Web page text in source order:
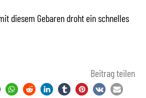
diesem Gebaren droht ein schnelles
Beitrag teilen